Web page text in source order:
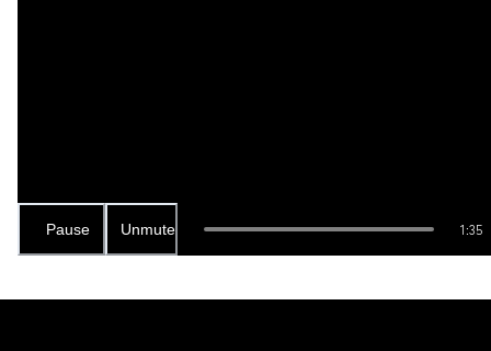
Pause Unmute 1:35